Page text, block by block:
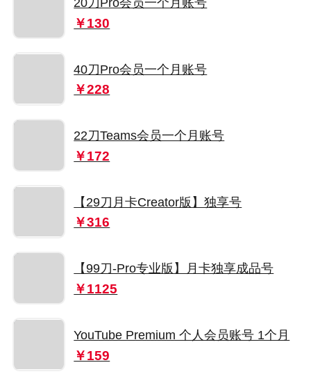
20刀Pro会员一个月账号
￥130
40刀Pro会员一个月账号
￥228
22刀Teams会员一个月账号
￥172
【29刀月卡Creator版】独享号
￥316
【99刀-Pro专业版】月卡独享成品号
￥1125
YouTube Premium 个人会员账号 1个月
￥159